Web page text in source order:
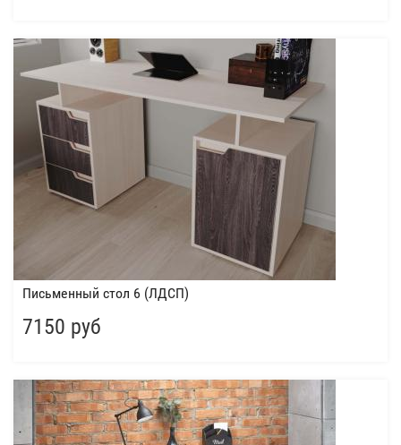
Письменный стол 6 (ЛДСП)
7150 руб